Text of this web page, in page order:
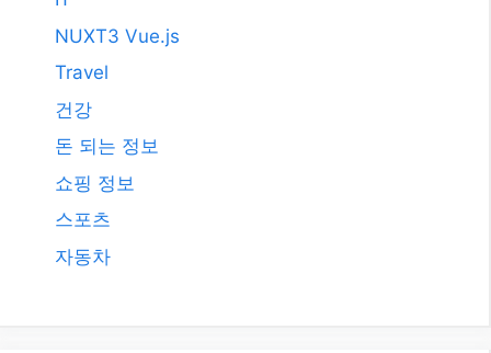
NUXT3 Vue.js
Travel
건강
돈 되는 정보
쇼핑 정보
스포츠
자동차